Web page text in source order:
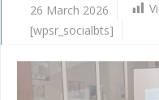
26 March 2026
[wpsr_socialbts]